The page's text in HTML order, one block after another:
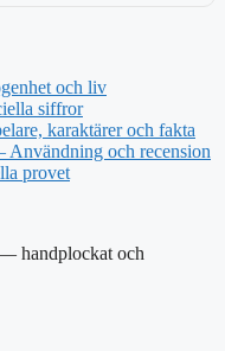
och liv
siffror
karaktärer och fakta
Användning och recension
provet
handplockat och